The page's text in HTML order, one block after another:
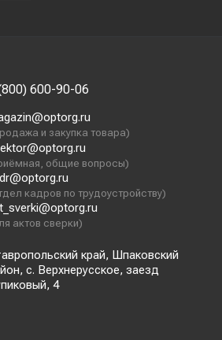
600-90-06
и закупка товара)
общие вопросы)
кадров по трудоустройству)
актов сверки)
край, Шпаковский
с. Верхнерусское, заезд
4